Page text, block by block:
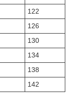
122
126
130
134
138
142